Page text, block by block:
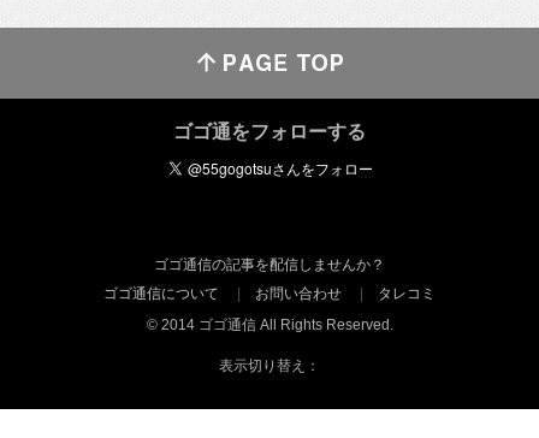
ゴゴ通をフォローする
ゴゴ通信の記事を配信しませんか？
ゴゴ通信について
お問い合わせ
タレコミ
© 2014 ゴゴ通信 All Rights Reserved.
表示切り替え：